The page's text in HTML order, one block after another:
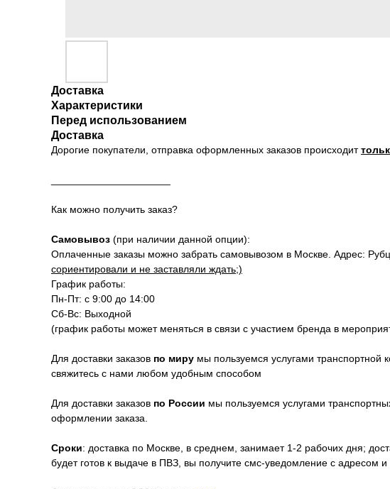
Доставка
Характеристики
Перед использованием
Доставка
Дорогие покупатели, отправка оформленных заказов происходит
Как можно получить заказ?
Самовывоз (при наличии данной опции):
Оплаченные заказы можно забрать самовывозом в Москве. Адрес:
сориентировали и не заставляли ждать;)
График работы:
Пн-Пт: с 9:00 до 14:00
Сб-Вс: Выходной
(график работы может меняться в связи с участием бренда в
Для доставки заказов по миру мы пользуемся услугами
свяжитесь с нами любом удобным способом
Для доставки заказов по России мы пользуемся услугами
оформлении заказа.
Сроки: доставка по Москве, в среднем, занимает 1-2 рабочих дня;
будет готов к выдаче в ПВЗ, вы получите смс-уведомление с адресом